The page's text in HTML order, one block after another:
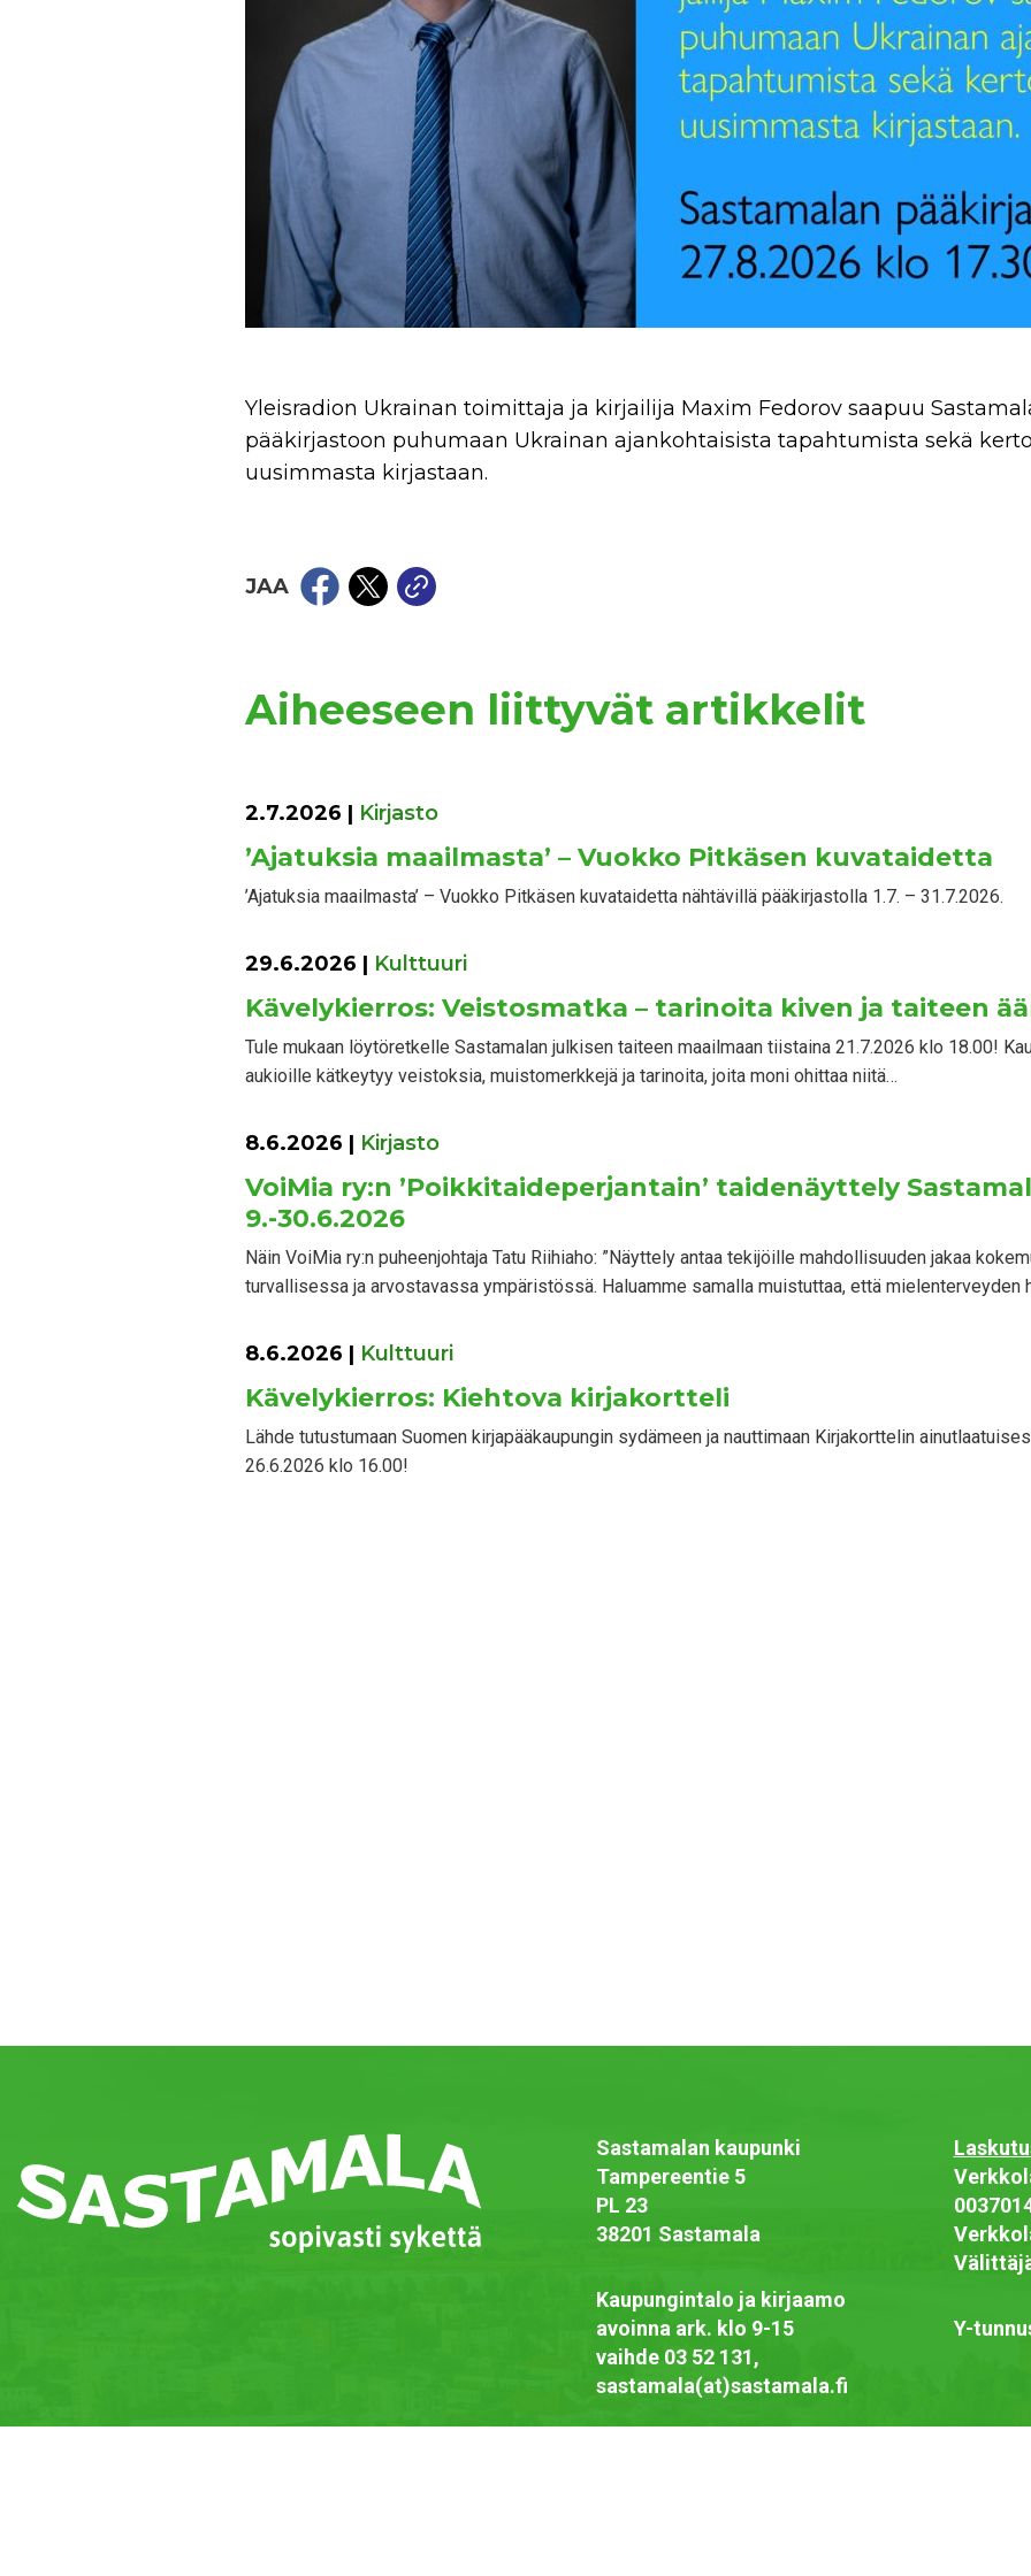
Yleisradion Ukrainan toimittaja ja kirjailija Maxim Fedorov saapuu
pääkirjastoon puhumaan Ukrainan ajankohtaisista tapahtumista sekä
uusimmasta kirjastaan.
JAA
Aiheeseen liittyvät artikkelit
2.7.2026 | Kirjasto
’Ajatuksia maailmasta’ – Vuokko Pitkäsen kuvataidetta
’Ajatuksia maailmasta’ – Vuokko Pitkäsen kuvataidetta nähtävillä pääkirjastolla 1.7. – 31.7.2026.
29.6.2026 | Kulttuuri
Kävelykierros: Veistosmatka – tarinoita kiven ja taiteen
Tule mukaan löytöretkelle Sastamalan julkisen taiteen maailmaan tiistaina 21.7.2026 klo 18.00!
aukioille kätkeytyy veistoksia, muistomerkkejä ja tarinoita, joita moni ohittaa niitä…
8.6.2026 | Kirjasto
VoiMia ry:n ’Poikkitaideperjantain’ taidenäyttely
9.-30.6.2026
Näin VoiMia ry:n puheenjohtaja Tatu Riihiaho: ”Näyttely antaa tekijöille mahdollisuuden jakaa
turvallisessa ja arvostavassa ympäristössä. Haluamme samalla muistuttaa, että mielenterveyden
8.6.2026 | Kulttuuri
Kävelykierros: Kiehtova kirjakortteli
Lähde tutustumaan Suomen kirjapääkaupungin sydämeen ja nauttimaan Kirjakorttelin
26.6.2026 klo 16.00!
Sastamalan kaupunki
Tampereentie 5
PL 23
38201 Sastamala
Kaupungintalo ja kirjaamo
avoinna ark. klo 9-15
vaihde 03 52 131,
sastamala(at)sastamala.fi
Y-